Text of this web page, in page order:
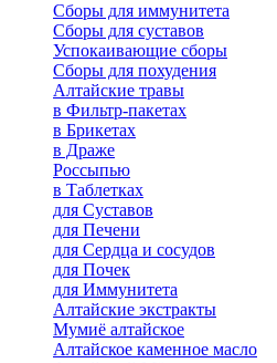
Сборы для иммунитета
Сборы для суставов
Успокаивающие сборы
Сборы для похудения
Алтайские травы
в Фильтр-пакетах
в Брикетах
в Драже
Россыпью
в Таблетках
для Cуставов
для Печени
для Сердца и сосудов
для Почек
для Иммунитета
Алтайские экстракты
Мумиё алтайское
Алтайское каменное масло